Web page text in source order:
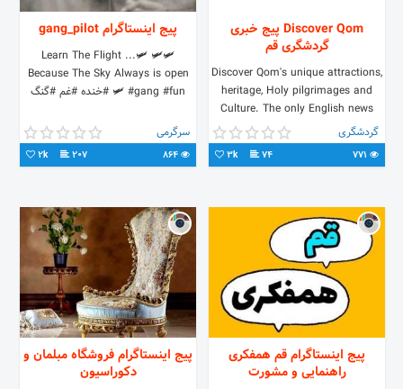
Discover Qom پیج خبری
گردشگری قم
Discover Qom's unique attractions,
heritage, Holy pilgrimages and
Culture. The only English news
and information channel in Qom
t.me/discover_qom
گردشگری
74
3k
پیج اینستاگرام gang_pilot
🛩Learn The Flight ...🛩 🛩
Because The Sky Always is open
🛩 #gang #fun #خنده #غم #گنگ
سرگرمی
207
2k
پیج اینستاگرام قم همفکری
راهنمایی و مشورت
پیج اینستاگرام فروشگاه مبلمان و
دکوراسیون